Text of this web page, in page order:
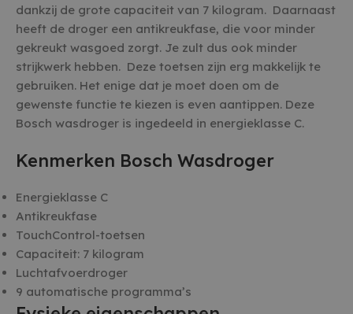
dankzij de grote capaciteit van 7 kilogram. Daarnaast
heeft de droger een antikreukfase, die voor minder
gekreukt wasgoed zorgt. Je zult dus ook minder
strijkwerk hebben. Deze toetsen zijn erg makkelijk te
gebruiken. Het enige dat je moet doen om de
gewenste functie te kiezen is even aantippen. Deze
Bosch wasdroger is ingedeeld in energieklasse C.
Kenmerken Bosch Wasdroger
Energieklasse C
Antikreukfase
TouchControl-toetsen
Capaciteit: 7 kilogram
Luchtafvoerdroger
9 automatische programma’s